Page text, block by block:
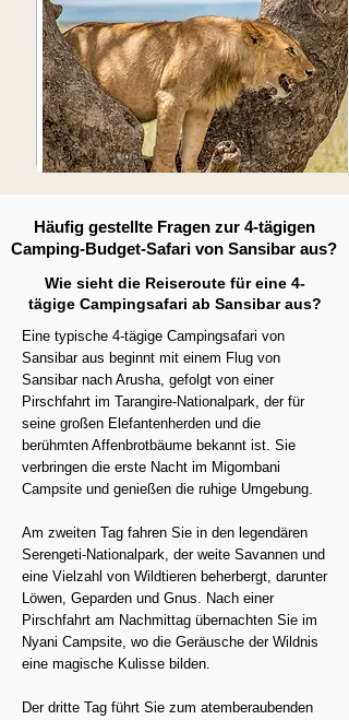
Häufig gestellte Fragen zur 4-tägigen
Camping-Budget-Safari von Sansibar aus?
Wie sieht die Reiseroute für eine 4-
tägige Campingsafari ab Sansibar aus?
Eine typische 4-tägige Campingsafari von
Sansibar aus beginnt mit einem Flug von
Sansibar nach Arusha, gefolgt von einer
Pirschfahrt im Tarangire-Nationalpark, der für
seine großen Elefantenherden und die
berühmten Affenbrotbäume bekannt ist. Sie
verbringen die erste Nacht im Migombani
Campsite und genießen die ruhige Umgebung.
Am zweiten Tag fahren Sie in den legendären
Serengeti-Nationalpark, der weite Savannen und
eine Vielzahl von Wildtieren beherbergt, darunter
Löwen, Geparden und Gnus. Nach einer
Pirschfahrt am Nachmittag übernachten Sie im
Nyani Campsite, wo die Geräusche der Wildnis
eine magische Kulisse bilden.
Der dritte Tag führt Sie zum atemberaubenden